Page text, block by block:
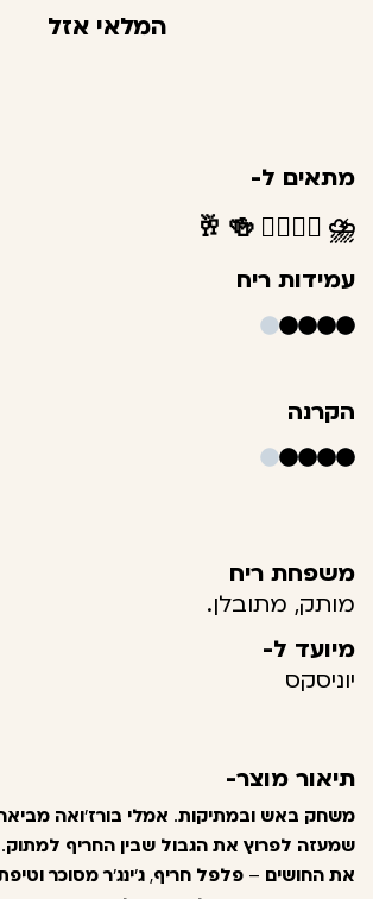
המלאי אזל
מתאים ל-
⛈️
👩‍❤️‍💋‍👨
🍻
🥂
עמידות ריח
הקרנה
משפחת ריח
מותק, מתובלן.
מיועד ל-
יוניסקס
תיאור מוצר-
משחק באש ובמתיקות. אמלי בורז'ואה
שמעזה לפרוץ את הגבול שבין החריף למתוק.
את החושים – פלפל חריף, ג'ינג'ר מסוכר